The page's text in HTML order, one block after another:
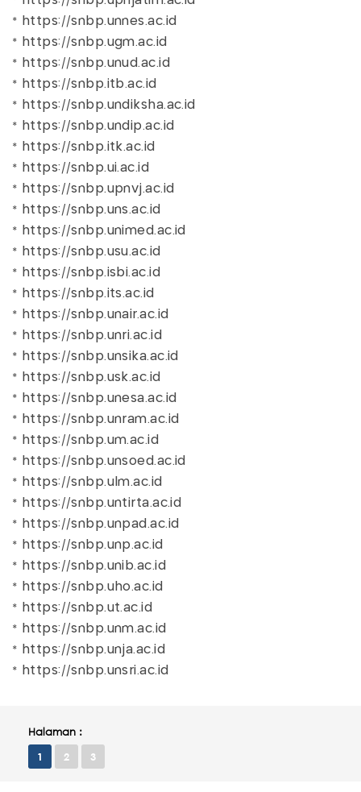
* https://snbp.unnes.ac.id
* https://snbp.ugm.ac.id
* https://snbp.unud.ac.id
* https://snbp.itb.ac.id
* https://snbp.undiksha.ac.id
* https://snbp.undip.ac.id
* https://snbp.itk.ac.id
* https://snbp.ui.ac.id
* https://snbp.upnvj.ac.id
* https://snbp.uns.ac.id
* https://snbp.unimed.ac.id
* https://snbp.usu.ac.id
* https://snbp.isbi.ac.id
* https://snbp.its.ac.id
* https://snbp.unair.ac.id
* https://snbp.unri.ac.id
* https://snbp.unsika.ac.id
* https://snbp.usk.ac.id
* https://snbp.unesa.ac.id
* https://snbp.unram.ac.id
* https://snbp.um.ac.id
* https://snbp.unsoed.ac.id
* https://snbp.ulm.ac.id
* https://snbp.untirta.ac.id
* https://snbp.unpad.ac.id
* https://snbp.unp.ac.id
* https://snbp.unib.ac.id
* https://snbp.uho.ac.id
* https://snbp.ut.ac.id
* https://snbp.unm.ac.id
* https://snbp.unja.ac.id
* https://snbp.unsri.ac.id
Halaman :
1 2 3